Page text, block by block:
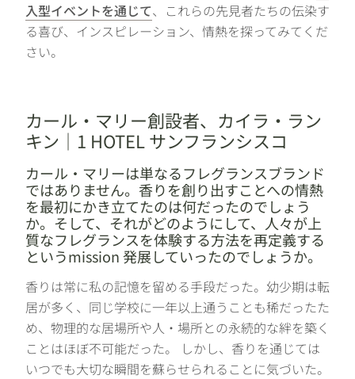
入型イベントを通じて、これらの先見者たちの伝染す
る喜び、インスピレーション、情熱を探ってみてくだ
さい。
カール・マリー創設者、カイラ・ラン
キン｜1 HOTEL サンフランシスコ
カール・マリーは単なるフレグランスブランド
ではありません。香りを創り出すことへの情熱
を最初にかき立てたのは何だったのでしょう
か。そして、それがどのようにして、人々が上
質なフレグランスを体験する方法を再定義する
というmission 発展していったのでしょうか。
香りは常に私の記憶を留める手段だった。幼少期は転
居が多く、同じ学校に一年以上通うことも稀だったた
め、物理的な居場所や人・場所との永続的な絆を築く
ことはほぼ不可能だった。 しかし、香りを通じては
いつでも大切な瞬間を蘇らせられることに気づいた。